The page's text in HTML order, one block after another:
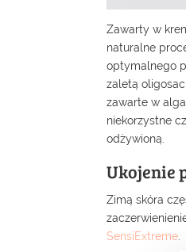
Zawarty w
naturalne
optymalnego
zaletą
zawarte w
niekorzystne
odżywioną.
Ukojenie
Zimą skóra
SensiExtreme.